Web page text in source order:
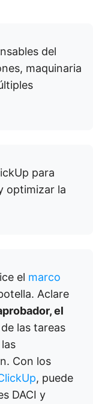
del
maquinaria
para
optimizar la
el marco
Aclare
el
de las tareas
Con los
, puede
DACI y